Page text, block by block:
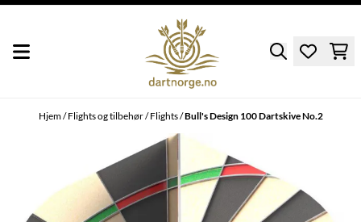
Hjem/Flights og tilbehør/Flights/Bull's Design 100 Dartskive No.2